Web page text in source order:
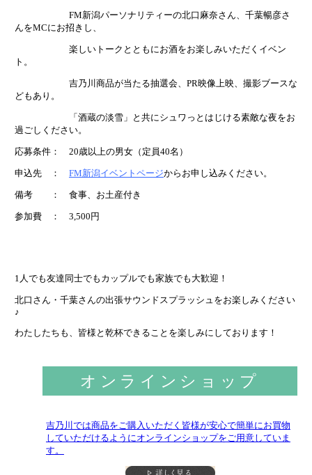
FM新潟パーソナリティーの北口麻奈さん、千葉暢彦さ
んをMCにお招きし、
楽しいトークとともにお酒をお楽しみいただくイベン
ト。
吉乃川商品が当たる抽選会、PR映像上映、撮影ブースな
どもあり。
「酒蔵の淡雪」と共にシュワっとはじける素敵な夜をお
過ごしください。
応募条件： 20歳以上の男女（定員40名）
申込先 ： FM新潟イベントページからお申し込みください。
備考 ： 食事、お土産付き
参加費 ： 3,500円
1人でも友達同士でもカップルでも家族でも大歓迎！
北口さん・千葉さんの出張サウンドスプラッシュをお楽しみください
♪
わたしたちも、皆様と乾杯できることを楽しみにしております！
オンラインショップ
吉乃川では商品をご購入いただく皆様が安心で簡単にお買物
していただけるようにオンラインショップをご用意していま
す。